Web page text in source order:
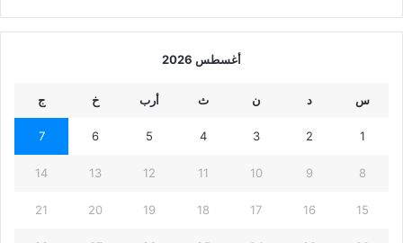
أغسطس 2026
س د ن ث أرب خ ج
1
2
3
4
5
6
7
8
9
10
11
12
13
14
15
16
17
18
19
20
21